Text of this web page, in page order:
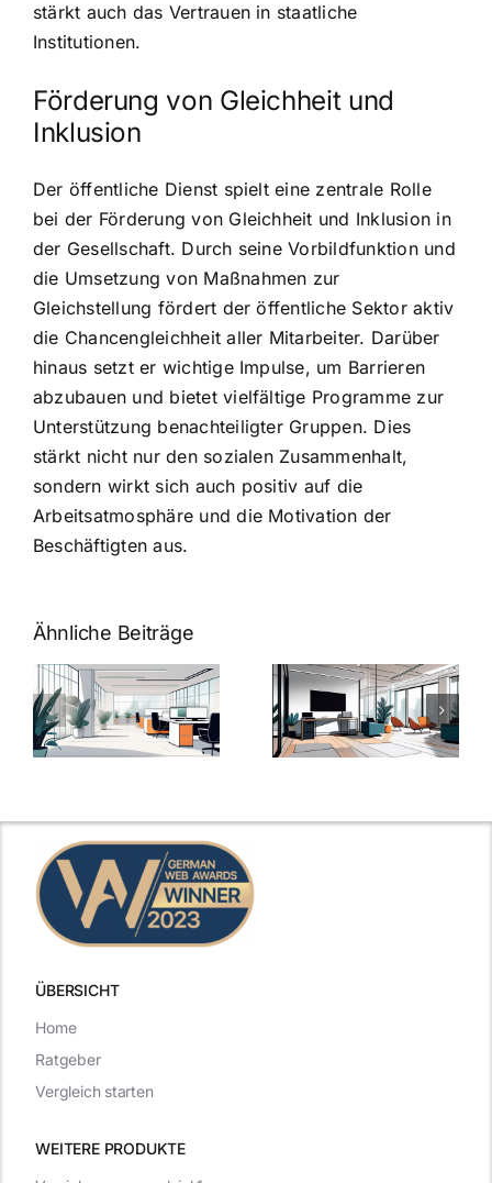
stärkt auch das Vertrauen in staatliche
Institutionen.
Förderung von Gleichheit und
Inklusion
Der öffentliche Dienst spielt eine zentrale Rolle
bei der Förderung von Gleichheit und Inklusion in
der Gesellschaft. Durch seine Vorbildfunktion und
die Umsetzung von Maßnahmen zur
Gleichstellung fördert der öffentliche Sektor aktiv
die Chancengleichheit aller Mitarbeiter. Darüber
hinaus setzt er wichtige Impulse, um Barrieren
abzubauen und bietet vielfältige Programme zur
Unterstützung benachteiligter Gruppen. Dies
stärkt nicht nur den sozialen Zusammenhalt,
sondern wirkt sich auch positiv auf die
Arbeitsatmosphäre und die Motivation der
Beschäftigten aus.
Ähnliche Beiträge
Arbeitgeber-
Zusatzleistungen:
5
inspirierende
Warum
bei
Arbeitgebern
ÜBERSICHT
WEITERE PRODUKTE
Home
Ratgeber
Vergleich starten